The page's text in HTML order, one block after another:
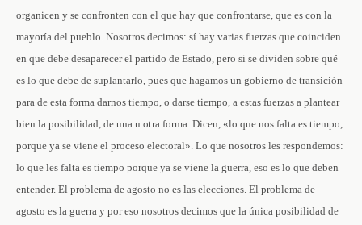
organicen y se confronten con el que hay que confrontarse, que es con la
mayoría del pueblo. Nosotros decimos: sí hay varias fuerzas que coinciden
en que debe desaparecer el partido de Estado, pero si se dividen sobre qué
es lo que debe de suplantarlo, pues que hagamos un gobierno de transición
para de esta forma darnos tiempo, o darse tiempo, a estas fuerzas a plantear
bien la posibilidad, de una u otra forma. Dicen, «lo que nos falta es tiempo,
porque ya se viene el proceso electoral». Lo que nosotros les respondemos:
lo que les falta es tiempo porque ya se viene la guerra, eso es lo que deben
entender. El problema de agosto no es las elecciones. El problema de
agosto es la guerra y por eso nosotros decimos que la única posibilidad de